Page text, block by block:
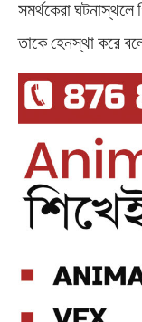
সমর্থকেরা ঘটনাস্থলে
তাকে হেনস্থা করে